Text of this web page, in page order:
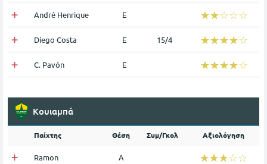
André Henrique Ε ☆☆☆☆☆
★★★★★
Diego Costa Ε 15/4 ☆☆☆☆☆
★★★★★
C. Pavón Ε ☆☆☆☆☆
★★★★★
Κουιαμπά
Παίχτης Θέση Συμ/Γκολ Αξιολόγηση
Ramon Α ☆☆☆☆☆
★★★★★